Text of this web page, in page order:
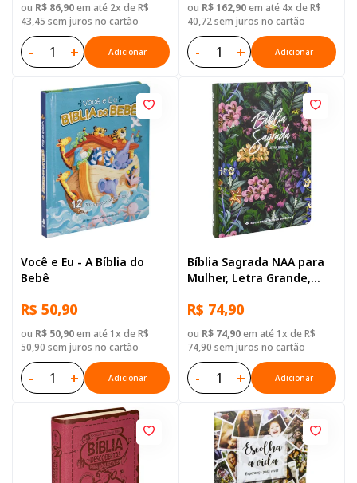
ou R$ 86,90em até 2x de R$
43,45 sem juros no cartão
- + Adicionar
ou R$ 162,90em até 4x de R$
40,72 sem juros no cartão
- + Adicionar
Você e Eu - A Bíblia do
Bebê
R$ 50,90
ou R$ 50,90em até 1x de R$
50,90 sem juros no cartão
- + Adicionar
Bíblia Sagrada NAA para
Mulher, Letra Grande,
Flores
R$ 74,90
ou R$ 74,90em até 1x de R$
74,90 sem juros no cartão
- + Adicionar